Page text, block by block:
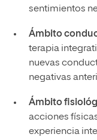
sentimientos
Ámbito
terapia
nuevas
negativas
Ámbito
acciones
experiencia